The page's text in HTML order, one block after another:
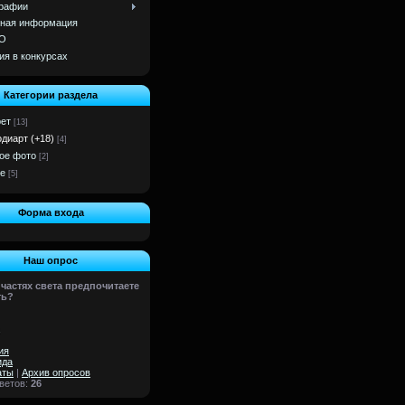
информация
в конкурсах
Категории раздела
[13]
(+18) [4]
фото [2]
[5]
Форма входа
Наш опрос
света предпочитаете
| Архив опросов
26